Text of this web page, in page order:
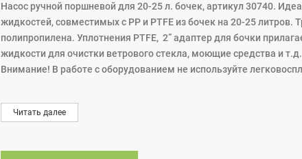
Насос ручной поршневой для 20-25 л. бочек, артикул 30740.
жидкостей, совместимых с PP и PTFE из бочек на 20-25 литров.
полипропилена. Уплотнения PTFE, 2” адаптер для бочки
жидкости для очистки ветрового стекла, моющие средства и т.д.
Внимание! В работе с оборудованием не используйте
Читать далее